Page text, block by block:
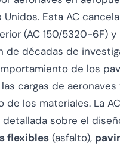
Unidos. Esta AC
(AC 150/5320-6F)
de décadas de
de los
cargas de aeronaves
de los materiales. La
sobre el
flexibles (asfalto),